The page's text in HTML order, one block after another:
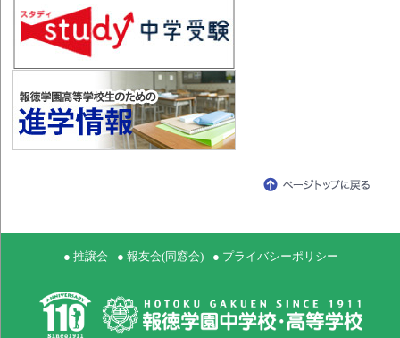
● 推譲会 ● 報友会(同窓会) ● プライバシーポリシー